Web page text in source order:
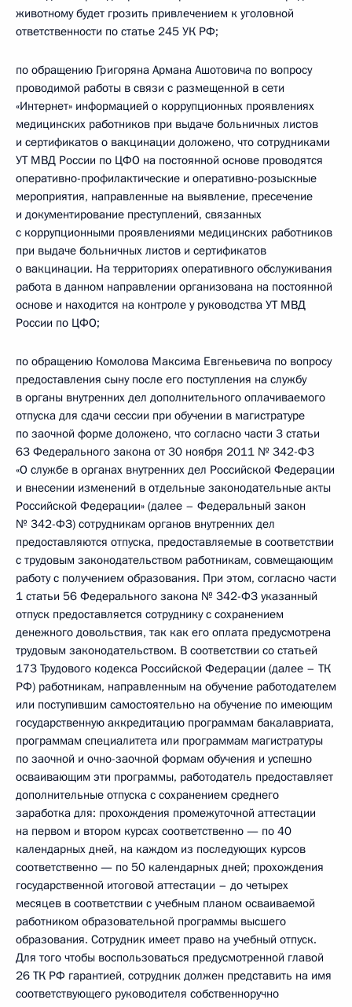
животному будет грозить привлечением к уголовной
ответственности по статье 245 УК РФ;
по обращению Григоряна Армана Ашотовича по вопросу
проводимой работы в связи с размещенной в сети
«Интернет» информацией о коррупционных проявлениях
медицинских работников при выдаче больничных листов
и сертификатов о вакцинации доложено, что сотрудниками
УТ МВД России по ЦФО на постоянной основе проводятся
оперативно-профилактические и оперативно-розыскные
мероприятия, направленные на выявление, пресечение
и документирование преступлений, связанных
с коррупционными проявлениями медицинских работников
при выдаче больничных листов и сертификатов
о вакцинации. На территориях оперативного обслуживания
работа в данном направлении организована на постоянной
основе и находится на контроле у руководства УТ МВД
России по ЦФО;
по обращению Комолова Максима Евгеньевича по вопросу
предоставления сыну после его поступления на службу
в органы внутренних дел дополнительного оплачиваемого
отпуска для сдачи сессии при обучении в магистратуре
по заочной форме доложено, что согласно части 3 статьи
63 Федерального закона от 30 ноября 2011 № 342-Ф3
«О службе в органах внутренних дел Российской Федерации
и внесении изменений в отдельные законодательные акты
Российской Федерации» (далее – Федеральный закон
№ 342-ФЗ) сотрудникам органов внутренних дел
предоставляются отпуска, предоставляемые в соответствии
с трудовым законодательством работникам, совмещающим
работу с получением образования. При этом, согласно части
1 статьи 56 Федерального закона № 342-ФЗ указанный
отпуск предоставляется сотруднику с сохранением
денежного довольствия, так как его оплата предусмотрена
трудовым законодательством. В соответствии со статьей
173 Трудового кодекса Российской Федерации (далее – ТК
РФ) работникам, направленным на обучение работодателем
или поступившим самостоятельно на обучение по имеющим
государственную аккредитацию программам бакалавриата,
программам специалитета или программам магистратуры
по заочной и очно-заочной формам обучения и успешно
осваивающим эти программы, работодатель предоставляет
дополнительные отпуска с сохранением среднего
заработка для: прохождения промежуточной аттестации
на первом и втором курсах соответственно — по 40
календарных дней, на каждом из последующих курсов
соответственно — по 50 календарных дней; прохождения
государственной итоговой аттестации – до четырех
месяцев в соответствии с учебным планом осваиваемой
работником образовательной программы высшего
образования. Сотрудник имеет право на учебный отпуск.
Для того чтобы воспользоваться предусмотренной главой
26 ТК РФ гарантией, сотрудник должен представить на имя
соответствующего руководителя собственноручно